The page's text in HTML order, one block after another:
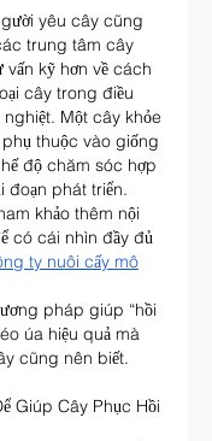
yêu cây cũng
trung tâm cây
kỹ hơn về cách
cây trong điều
nghiệt. Một cây khỏe
thuộc vào giống
độ chăm sóc hợp
đoạn phát triển.
khảo thêm nội
có cái nhìn đầy đủ
ty nuôi cấy mô
pháp giúp “hồi
úa hiệu quả mà
cũng nên biết.
Giúp Cây Phục Hồi